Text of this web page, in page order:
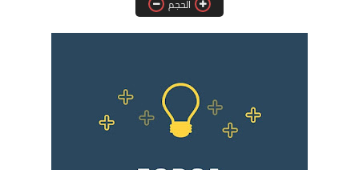
فرص عمل في العراق
فرص عمل في السودان
دورات تدريبية
الحجم